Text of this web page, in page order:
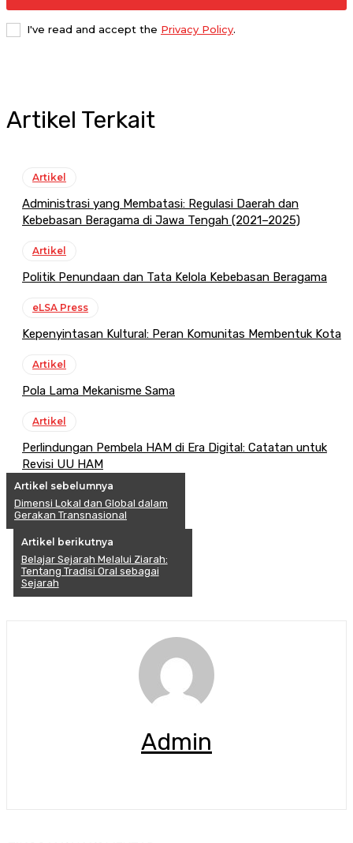
I've read and accept the Privacy Policy.
Artikel Terkait
Artikel
Administrasi yang Membatasi: Regulasi Daerah dan
Kebebasan Beragama di Jawa Tengah (2021–2025)
Artikel
Politik Penundaan dan Tata Kelola Kebebasan Beragama
eLSA Press
Kepenyintasan Kultural: Peran Komunitas Membentuk Kota
Artikel
Pola Lama Mekanisme Sama
Artikel
Perlindungan Pembela HAM di Era Digital: Catatan untuk
Revisi UU HAM
Artikel sebelumnya
Dimensi Lokal dan Global dalam
Gerakan Transnasional
Artikel berikutnya
Belajar Sejarah Melalui Ziarah:
Tentang Tradisi Oral sebagai
Sejarah
Admin